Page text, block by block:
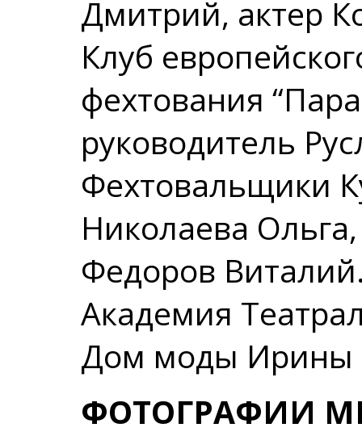
Дмитрий, актер
Клуб
фехтования
руководитель
Фехтовальщики
Николаева
Федоров
Академия
Дом моды Ирины
ФОТОГРАФИИ